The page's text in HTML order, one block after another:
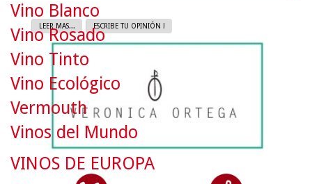
LEER MAS... ESCRIBE TU OPINIÓN !
Vino Blanco
Vino Rosado
Vino Tinto
Vino Ecológico
Vermouth
Vinos del Mundo
VINOS DE EUROPA